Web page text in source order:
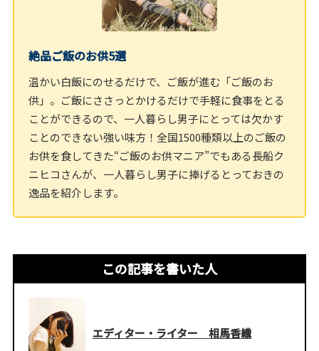
絶品ご飯のお供5選
温かい白飯にのせるだけで、ご飯が進む「ご飯のお
供」。ご飯にささっとかけるだけで手軽に食事をとる
ことができるので、一人暮らし男子にとっては欠かす
ことのできない強い味方！全国1500種類以上のご飯の
お供を食してきた“ご飯のお供マニア”でもある長船ク
ニヒコさんが、一人暮らし男子に捧げるとっておきの
逸品を紹介します。
この記事を書いた人
エディター・ライター 相馬香織